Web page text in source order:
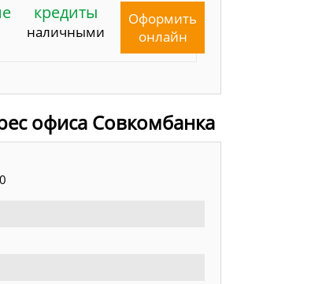
кредиты
наличными
Оформить
онлайн
офиса Совкомбанка